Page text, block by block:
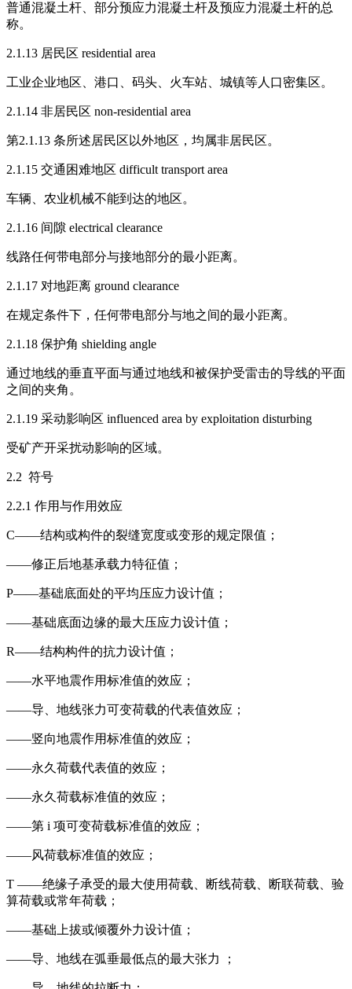
普通混凝土杆、部分预应力混凝土杆及预应力混凝土杆的总
称。
2.1.13 居民区 residential area
工业企业地区、港口、码头、火车站、城镇等人口密集区。
2.1.14 非居民区 non-residential area
第2.1.13 条所述居民区以外地区，均属非居民区。
2.1.15 交通困难地区 difficult transport area
车辆、农业机械不能到达的地区。
2.1.16 间隙 electrical clearance
线路任何带电部分与接地部分的最小距离。
2.1.17 对地距离 ground clearance
在规定条件下，任何带电部分与地之间的最小距离。
2.1.18 保护角 shielding angle
通过地线的垂直平面与通过地线和被保护受雷击的导线的平面
之间的夹角。
2.1.19 采动影响区 influenced area by exploitation disturbing
受矿产开采扰动影响的区域。
2.2 符号
2.2.1 作用与作用效应
C——结构或构件的裂缝宽度或变形的规定限值；
——修正后地基承载力特征值；
P——基础底面处的平均压应力设计值；
——基础底面边缘的最大压应力设计值；
R——结构构件的抗力设计值；
——水平地震作用标准值的效应；
——导、地线张力可变荷载的代表值效应；
——竖向地震作用标准值的效应；
——永久荷载代表值的效应；
——永久荷载标准值的效应；
——第 i 项可变荷载标准值的效应；
——风荷载标准值的效应；
T ——绝缘子承受的最大使用荷载、断线荷载、断联荷载、验
算荷载或常年荷载；
——基础上拔或倾覆外力设计值；
——导、地线在弧垂最低点的最大张力 ；